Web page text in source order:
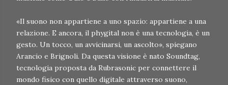
«Il suono non appartiene a uno spazio: appartiene a una
relazione. E ancora, il phygital non è una tecnologia, è un
gesto. Un tocco, un avvicinarsi, un ascolto», spiegano
Arancio e Brignoli. Da questa visione è nato Soundtag,
tecnologia proposta da Rubrasonic per connettere il
mondo fisico con quello digitale attraverso suono,